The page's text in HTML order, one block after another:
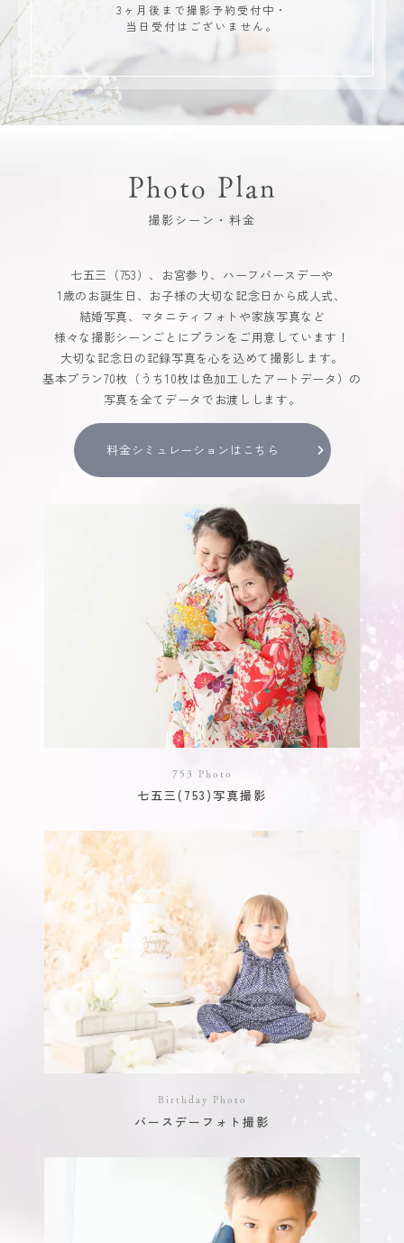
3ヶ月後まで撮影予約受付中・
当日受付はございません。
Photo Plan
撮影シーン・料金
七五三（753）、お宮参り、ハーフバースデーや
1歳のお誕生日、お子様の大切な記念日から成人式、
結婚写真、マタニティフォトや家族写真など
様々な撮影シーンごとにプランをご用意しています！
大切な記念日の記録写真を心を込めて撮影します。
基本プラン70枚（うち10枚は色加工したアートデータ）の
写真を全てデータでお渡しします。
料金シミュレーションはこちら
753 Photo
七五三(753)写真撮影
Birthday Photo
バースデーフォト撮影